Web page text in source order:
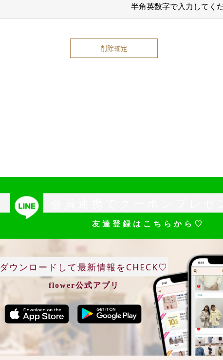
半角英数字で入力してく
友達登録はこちらから♡
ダウンロードして最新情報をCHECK♡
flower公式アプリ